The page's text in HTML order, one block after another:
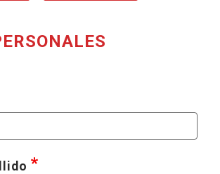
al menos una de las
requerido
, seleccione al menos una